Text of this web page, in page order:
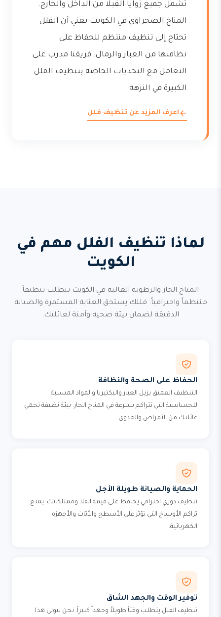
تشمل جميع زوايا الفيلا من الداخل والخارج.
المناخ الصحراوي في الكويت يعني أن الفلل
تحتاج إلى تنظيف منتظم للحفاظ على
نظافتها من الغبار والرمال. فريقنا مدرب على
التعامل مع التحديات الخاصة بتنظيف الفلل
الكبيرة في النزهة.
اعرف المزيد عن تنظيف فلل
لماذا تنظيف الفلل مهم في
الكويت
المناخ الحار والرطوبة العالية في الكويت تتطلب تنظيفاً
منتظماً واحترافياً. فللك يستحق العناية المستمرة والصيانة
الدقيقة لضمان بيئة صحية وآمنة لعائلتك.
الحفاظ على الصحة والنظافة
التنظيف العميق يزيل الغبار والبكتيريا والمواد المسببة
للحساسية التي تتراكم بسرعة في المناخ الحار. بيئة نظيفة تحمي
عائلتك من الأمراض والعدوى.
الحماية والصيانة طويلة الأجل
تنظيف دوري احترافي يحافظ على قيمة الفلا وممتلكاتك. يمنع
تراكم الأوساخ التي تؤثر على الأسطح والأثاث والأجهزة
الكهربائية.
توفير الوقت والجهد الشاق
تنظيف الفلل يتطلب وقتاً طويلاً وجهداً كبيراً. نحن نتولى هذا